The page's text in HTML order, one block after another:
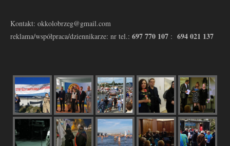
Kontakt: okkolobrzeg@gmail.com
reklama/współpraca/dziennikarze: nr tel.: 697 770 107 : 694 021 137